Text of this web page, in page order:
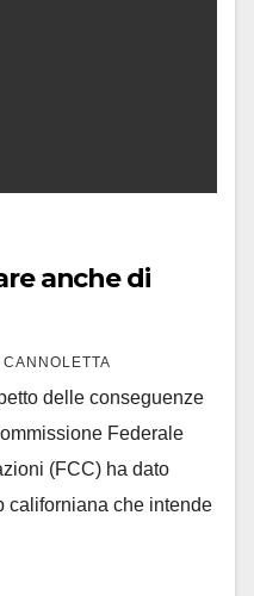
anche di
delle conseguenze
Federale
(FCC) ha dato
californiana che intende